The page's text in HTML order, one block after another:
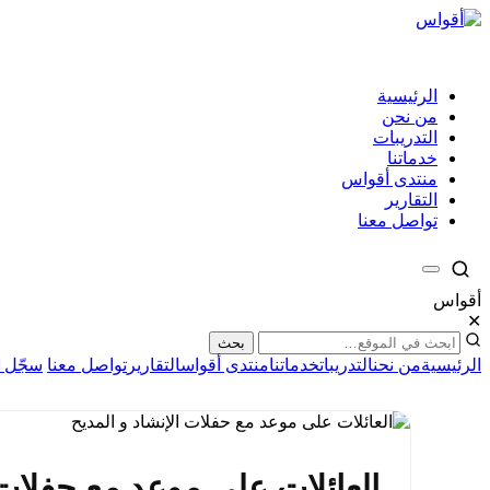
الرئيسية
من نحن
التدريبات
خدماتنا
منتدى أقواس
التقارير
تواصل معنا
أقواس
✕
بحث
الرئيسيةمن نحنالتدريباتخدماتنامنتدى أقواسالتقارير تواصل معنا سجّل